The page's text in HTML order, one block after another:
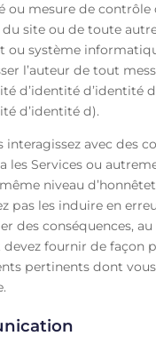
ou mesure de contrôle
du site ou de toute
ou système
l’auteur de tout
d’identité d’identité
d’identité d).
interagissez avec des
les Services ou
niveau
pas les induire en
des conséquences,
fournir de façon
pertinents dont